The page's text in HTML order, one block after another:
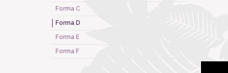
Forma C
Forma D
Forma E
Forma F